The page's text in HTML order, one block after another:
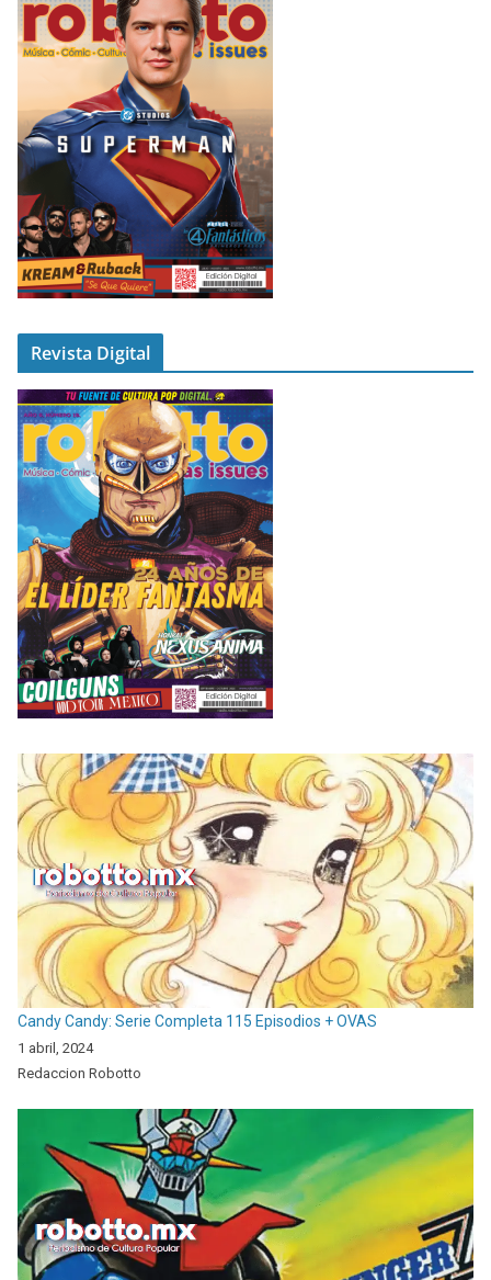
Revista Digital
Candy Candy: Serie Completa 115 Episodios + OVAS
1 abril, 2024
Redaccion Robotto